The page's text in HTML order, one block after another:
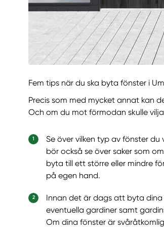
Fem tips när du ska byta fönster i
Precis som med mycket annat kan
Och om du mot förmodan skulle
Se över vilken typ av fönster
bör också se över saker som
byta till ett större eller mindre
på egen hand.
Innan det är dags att byta
eventuella gardiner samt
Om dina fönster är